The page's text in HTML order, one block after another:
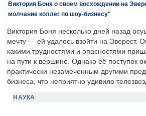
Виктория Боня о своем восхождении на
молчание коллег по шоу-бизнесу"
Виктория Боня несколько дней назад
мечту — ей удалось взойти на Эверест.
какими трудностями и опасностями
на пути к вершине. Однако её поступок
практически незамеченным другими
бизнеса, что неприятно удивило
НАУКА